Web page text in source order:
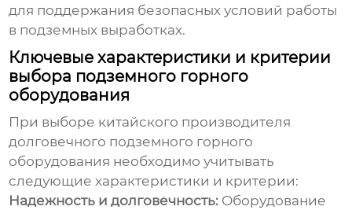
для поддержания безопасных условий работы
в подземных выработках.
Ключевые характеристики и критерии
выбора подземного горного
оборудования
При выборе китайского производителя
долговечного подземного горного
оборудования необходимо учитывать
следующие характеристики и критерии:
Надежность и долговечность: Оборудование